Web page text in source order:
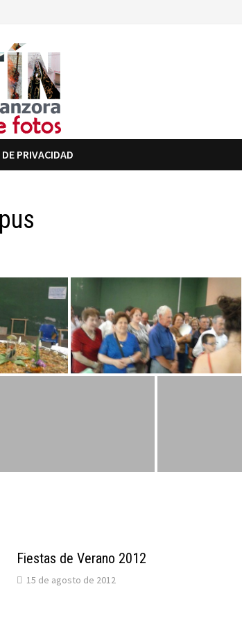
PRIVACIDAD
Fiestas de Verano 2012
15 de agosto de 2012